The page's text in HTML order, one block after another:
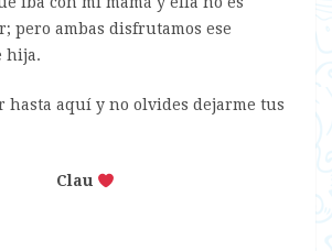
pero ambas disfrutamos ese
hija.
hasta aquí y no olvides dejarme tus
Clau